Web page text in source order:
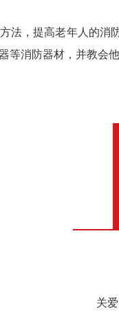
，提高老年人的消
等消防器材，并教会
关爱留